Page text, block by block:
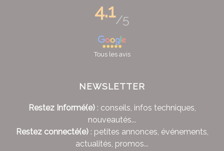
4.1/5
Tous les avis
NEWSLETTER
Restez Informé(e): conseils, infos techniques,
nouveautés...
Restez connecté(e): petites annonces, événements,
actualités, promos...